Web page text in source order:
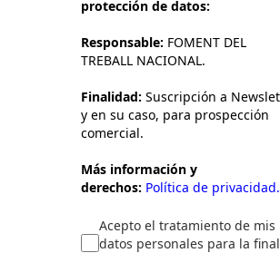
protección de datos:
Responsable: FOMENT DEL
TREBALL NACIONAL.
Finalidad: Suscripción a
y en su caso, para prospección
comercial.
Más información y
derechos: Política de privacidad.
Acepto el tratamiento de mis
datos personales para la